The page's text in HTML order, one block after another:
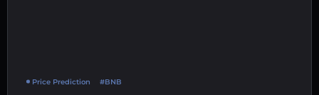
Price Prediction #BNB